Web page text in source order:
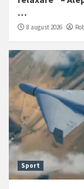
…
8 august 2026
Sport